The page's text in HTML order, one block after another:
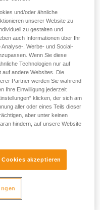
Schattenzonen, keine
Lichtpunkte, die die
und/oder ähnliche
unserer Website zu
zu gestalten und
auch Informationen über Ihr
, Werbe- und Social-
Wenn Sie diese
Technologien nur auf
auf andere Websites. Die
Partner werden Sie während
Ihre Einwilligung jederzeit
klicken, der sich am
aller oder eines Teils dieser
aber unter keinen
hindern, auf unsere Website
Cookies akzeptieren